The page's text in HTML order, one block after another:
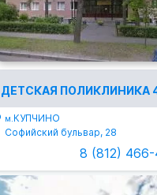
ДЕТСКАЯ ПОЛИКЛИНИКА
м.КУПЧИНО
Софийский бульвар, 28
8 (812) 466-